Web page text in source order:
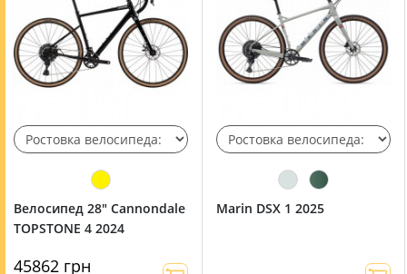
Велосипед 28" Cannondale
TOPSTONE 4 2024
45862 грн
Marin DSX 1 2025